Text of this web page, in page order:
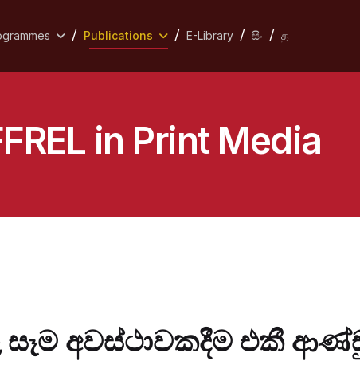
Publications E-Library සිං த
in Print Media
අවස්ථාවකදීම එකී